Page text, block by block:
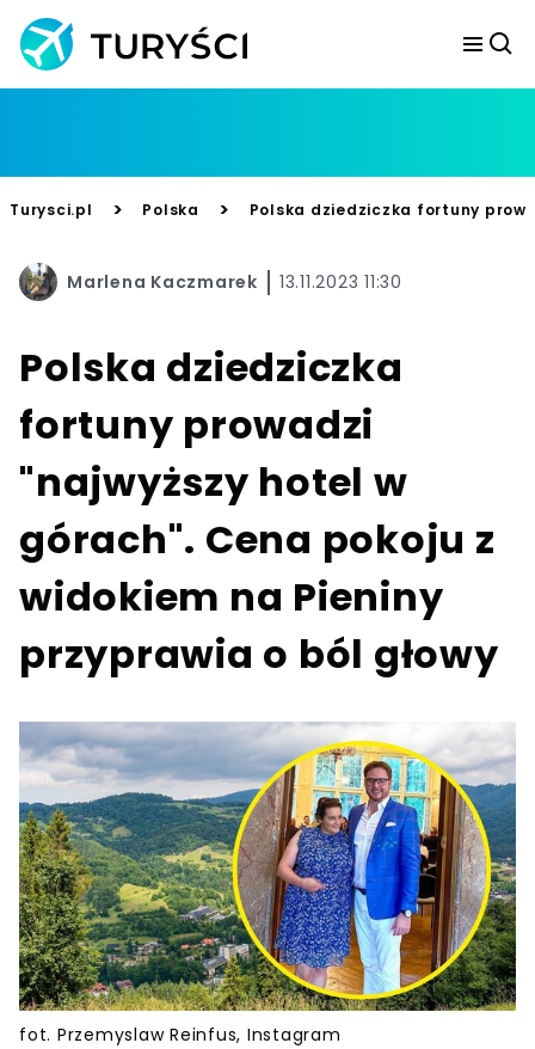
Turysci.pl > Polska > Polska dziedziczka fortuny
Marlena Kaczmarek 13.11.2023 11:30
Polska dziedziczka
fortuny prowadzi
"najwyższy hotel w
górach". Cena pokoju z
widokiem na Pieniny
przyprawia o ból głowy
fot. Przemyslaw Reinfus, Instagram